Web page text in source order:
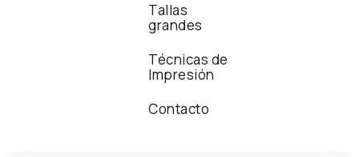
Tallas
grandes
Técnicas de
Impresión
Contacto